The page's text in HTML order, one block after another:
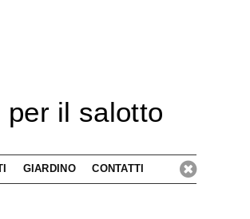
per il salotto
GIARDINO CONTATTI